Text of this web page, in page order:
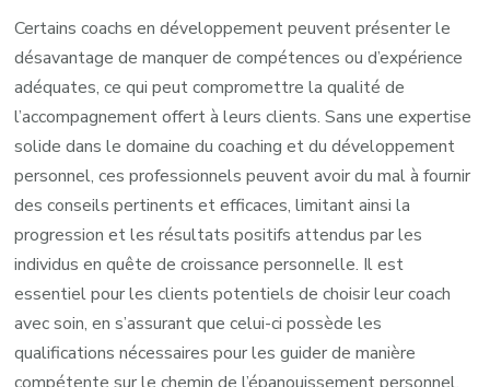
Certains coachs en développement peuvent présenter le
désavantage de manquer de compétences ou d’expérience
adéquates, ce qui peut compromettre la qualité de
l’accompagnement offert à leurs clients. Sans une expertise
solide dans le domaine du coaching et du développement
personnel, ces professionnels peuvent avoir du mal à fournir
des conseils pertinents et efficaces, limitant ainsi la
progression et les résultats positifs attendus par les
individus en quête de croissance personnelle. Il est
essentiel pour les clients potentiels de choisir leur coach
avec soin, en s’assurant que celui-ci possède les
qualifications nécessaires pour les guider de manière
compétente sur le chemin de l’épanouissement personnel.